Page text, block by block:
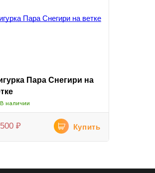
Пара Снегири на
В наличии
₽ Купить